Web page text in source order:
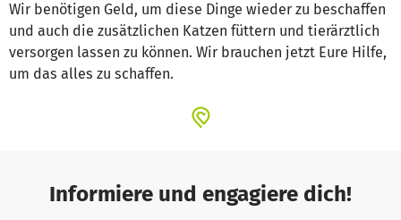
Wir benötigen Geld, um diese Dinge wieder zu beschaffen
und auch die zusätzlichen Katzen füttern und tierärztlich
versorgen lassen zu können. Wir brauchen jetzt Eure Hilfe,
um das alles zu schaffen.
Informiere und engagiere dich!